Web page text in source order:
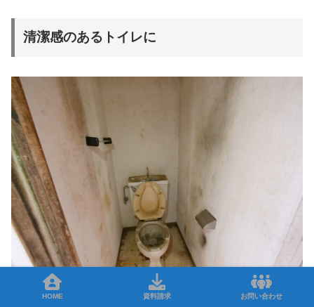
清潔感のあるトイレに
HOME 資料請求 お問い合わせ